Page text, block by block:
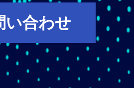
い合わせ